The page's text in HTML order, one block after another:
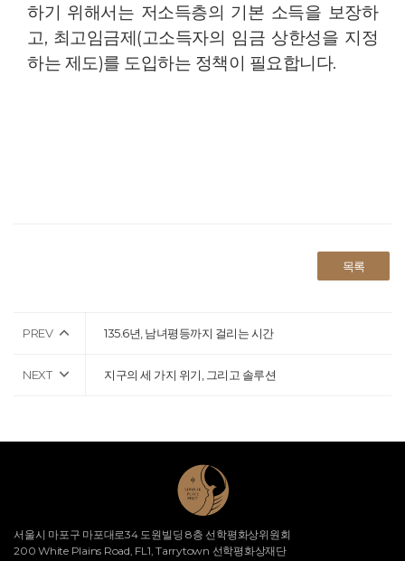
하기 위해서는 저소득층의 기본 소득을 보장하
고, 최고임금제(고소득자의 임금 상한성을 지정
하는 제도)를 도입하는 정책이 필요합니다.
목록
PREV 135.6년, 남녀평등까지 걸리는 시간
NEXT 지구의 세 가지 위기, 그리고 솔루션
서울시 마포구 마포대로34 도원빌딩 8층 선학평화상위원회
200 White Plains Road, FL1, Tarrytown 선학평화상재단